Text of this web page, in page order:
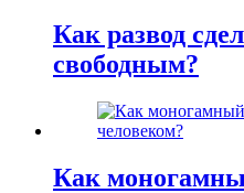
Как развод
свободным?
Как